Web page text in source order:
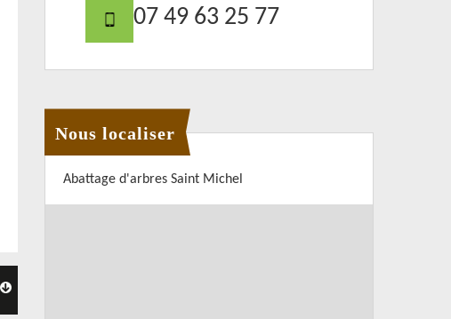
07 49 63 25 77
Nous localiser
Abattage d'arbres Saint Michel